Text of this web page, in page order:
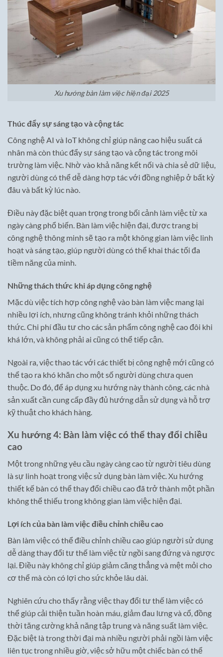
Xu hướng bàn làm việc hiện đại 2025
Thúc đẩy sự sáng tạo và cộng tác
Công nghệ AI và IoT không chỉ giúp nâng cao hiệu suất cá
nhân mà còn thúc đẩy sự sáng tạo và cộng tác trong môi
trường làm việc. Nhờ vào khả năng kết nối và chia sẻ dữ liệu,
người dùng có thể dễ dàng hợp tác với đồng nghiệp ở bất kỳ
đâu và bất kỳ lúc nào.
Điều này đặc biệt quan trọng trong bối cảnh làm việc từ xa
ngày càng phổ biến. Bàn làm việc hiện đại, được trang bị
công nghệ thông minh sẽ tạo ra một không gian làm việc linh
hoạt và sáng tạo, giúp người dùng có thể khai thác tối đa
tiềm năng của mình.
Những thách thức khi áp dụng công nghệ
Mặc dù việc tích hợp công nghệ vào bàn làm việc mang lại
nhiều lợi ích, nhưng cũng không tránh khỏi những thách
thức. Chi phí đầu tư cho các sản phẩm công nghệ cao đôi khi
khá lớn, và không phải ai cũng có thể tiếp cận.
Ngoài ra, việc thao tác với các thiết bị công nghệ mới cũng có
thể tạo ra khó khăn cho một số người dùng chưa quen
thuộc. Do đó, để áp dụng xu hướng này thành công, các nhà
sản xuất cần cung cấp đầy đủ hướng dẫn sử dụng và hỗ trợ
kỹ thuật cho khách hàng.
Xu hướng 4: Bàn làm việc có thể thay đổi chiều
cao
Một trong những yêu cầu ngày càng cao từ người tiêu dùng
là sự linh hoạt trong việc sử dụng bàn làm việc. Xu hướng
thiết kế bàn có thể thay đổi chiều cao đã trở thành một phần
không thể thiếu trong không gian làm việc hiện đại.
Lợi ích của bàn làm việc điều chỉnh chiều cao
Bàn làm việc có thể điều chỉnh chiều cao giúp người sử dụng
dễ dàng thay đổi tư thế làm việc từ ngồi sang đứng và ngược
lại. Điều này không chỉ giúp giảm căng thẳng và mệt mỏi cho
cơ thể mà còn có lợi cho sức khỏe lâu dài.
Nghiên cứu cho thấy rằng việc thay đổi tư thế làm việc có
thể giúp cải thiện tuần hoàn máu, giảm đau lưng và cổ, đồng
thời tăng cường khả năng tập trung và năng suất làm việc.
Đặc biệt là trong thời đại mà nhiều người phải ngồi làm việc
liên tục trong nhiều giờ, việc sở hữu một chiếc bàn có thể